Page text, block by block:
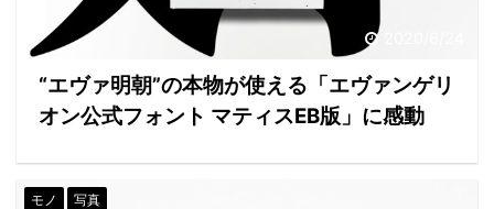
“エヴァ明朝”の本物が使える「エヴァンゲリ
オン公式フォント マティスEB版」に感動
モノ 写真